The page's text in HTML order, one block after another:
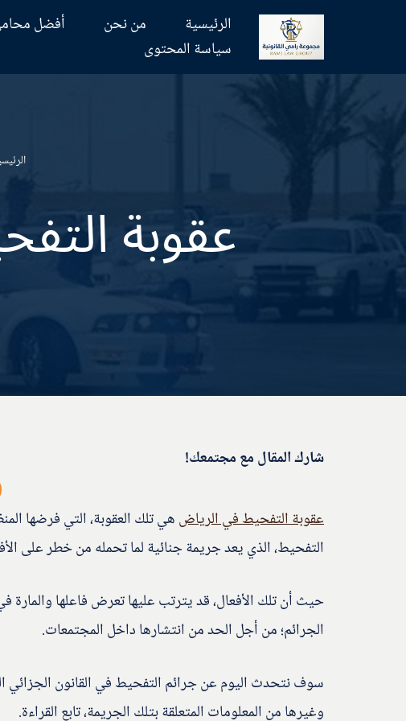
إلى
الرئيسية من نحن أفضل
سياسة المحتوى
عقوبة
شارك المقال مع مجتمعك!
عقوبة التفحيط في الرياضهي تلك العقوبة، التي فرضها
التفحيط، الذي يعد جريمة جنائية لما تحمله من خطر على
حيث أن تلك الأفعال، قد يترتب عليها تعرض فاعلها
الجرائم؛ من أجل الحد من انتشارها داخل المجتمعات.
سوف نتحدث اليوم عن جرائم التفحيط في القانون الجزائي
وغيرها من المعلومات المتعلقة بتلك الجريمة، تابع القراءة.